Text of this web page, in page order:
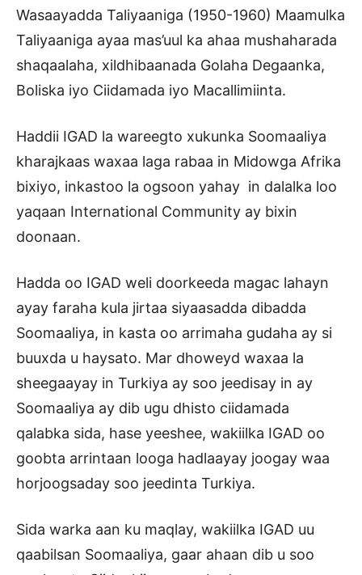
Wasaayadda Taliyaaniga (1950-1960) Maamulka
Taliyaaniga ayaa mas’uul ka ahaa mushaharada
shaqaalaha, xildhibaanada Golaha Degaanka,
Boliska iyo Ciidamada iyo Macallimiinta.
Haddii IGAD la wareegto xukunka Soomaaliya
kharajkaas waxaa laga rabaa in Midowga Afrika
bixiyo, inkastoo la ogsoon yahay in dalalka loo
yaqaan International Community ay bixin
doonaan.
Hadda oo IGAD weli doorkeeda magac lahayn
ayay faraha kula jirtaa siyaasadda dibadda
Soomaaliya, in kasta oo arrimaha gudaha ay si
buuxda u haysato. Mar dhoweyd waxaa la
sheegaayay in Turkiya ay soo jeedisay in ay
Soomaaliya ay dib ugu dhisto ciidamada
qalabka sida, hase yeeshee, wakiilka IGAD oo
goobta arrintaan looga hadlaayay joogay waa
horjoogsaday soo jeedinta Turkiya.
Sida warka aan ku maqlay, wakiilka IGAD uu
qaabilsan Soomaaliya, gaar ahaan dib u soo